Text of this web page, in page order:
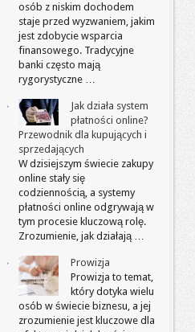
osób z niskim dochodem
staje przed wyzwaniem, jakim
jest zdobycie wsparcia
finansowego. Tradycyjne
banki często mają
rygorystyczne …
Jak działa system
płatności online?
Przewodnik dla kupujących i
sprzedających
W dzisiejszym świecie zakupy
online stały się
codziennością, a systemy
płatności online odgrywają w
tym procesie kluczową rolę.
Zrozumienie, jak działają …
Prowizja
Prowizja to temat,
który dotyka wielu
osób w świecie biznesu, a jej
zrozumienie jest kluczowe dla